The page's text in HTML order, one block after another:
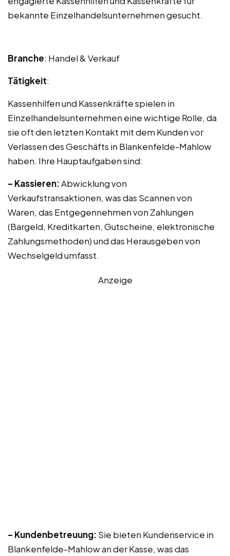
bekannte Einzelhandelsunternehmen gesucht.
Branche: Handel & Verkauf
Tätigkeit:
Kassenhilfen und Kassenkräfte spielen in
Einzelhandelsunternehmen eine wichtige Rolle, da
sie oft den letzten Kontakt mit dem Kunden vor
Verlassen des Geschäfts in Blankenfelde-Mahlow
haben. Ihre Hauptaufgaben sind:
– Kassieren:Abwicklung von
Verkaufstransaktionen, was das Scannen von
Waren, das Entgegennehmen von Zahlungen
(Bargeld, Kreditkarten, Gutscheine, elektronische
Zahlungsmethoden) und das Herausgeben von
Wechselgeld umfasst.
Anzeige
– Kundenbetreuung: Sie bieten Kundenservice in
Blankenfelde-Mahlow an der Kasse, was das